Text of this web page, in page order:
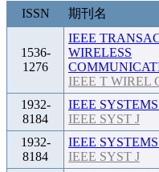
ISSN 期刊名
1536-
1276
IEEE
WIRELESS
IEEE T WIREL
1932-
8184
IEEE
IEEE SYST J
1932-
8184
IEEE
IEEE SYST J